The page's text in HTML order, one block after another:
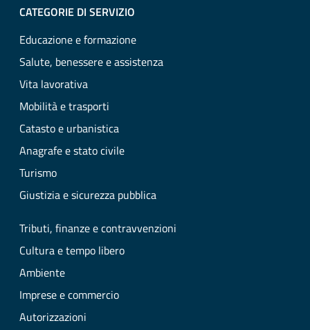
CATEGORIE DI SERVIZIO
Educazione e formazione
Salute, benessere e assistenza
Vita lavorativa
Mobilità e trasporti
Catasto e urbanistica
Anagrafe e stato civile
Turismo
Giustizia e sicurezza pubblica
Tributi, finanze e contravvenzioni
Cultura e tempo libero
Ambiente
Imprese e commercio
Autorizzazioni